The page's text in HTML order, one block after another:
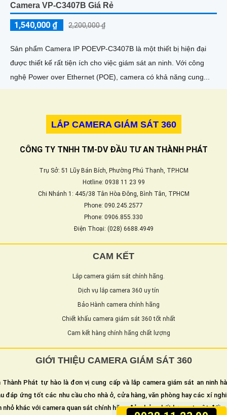
Camera VP-C3407B Giá Rẻ
1,540,000 ₫ 2,200,000 ₫
Sản phẩm Camera IP POEVP-C3407B là một thiết bị hiện đại
được thiết kế rất tiện ích cho việc giám sát an ninh. Với công
nghệ Power over Ethernet (POE), camera có khả năng cung...
LẮP CAMERA GIÁM SÁT 360
CÔNG TY TNHH TM-DV ĐẦU TƯ AN THÀNH PHÁT
Trụ Sở: 51 Lũy Bán Bích, Phường Phú Thạnh, TP.HCM
Hotline: 0938 11 23 99
Chi Nhánh 1: 445/38 Tân Hòa Đông, Bình Tân, TPHCM
Phone: 090.245.2577
Phone: 0906.855.330
Điện Thoại: (028) 6688.4949
CAM KẾT
Lắp camera giám sát chính hãng.
Dịch vụ lắp camera 360 uy tín
Bảo Hành camera chính hãng
Chiết khấu camera giám sát 360 tốt nhất
Cam kết hàng chính hãng chất lượng
GIỚI THIỆU CAMERA GIÁM SÁT 360
Thành Phát tự hào là đơn vị cung cấp và lắp camera giám sát an ninh
đáp ứng tốt các nhu cầu cho nhà ở, cửa hàng, văn phòng hay các xí
nhỏ khác với camera quan sát chính hãng đảm bảo chất lượng tuyệt đối.